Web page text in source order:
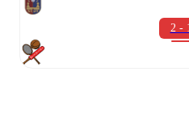
2 -